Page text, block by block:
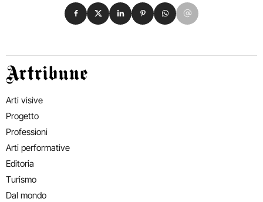
Condividi su Facebook
Condividi su X
Condividi su LinkedIn
Condividi su Pinterest
Condividi su WhatsApp
Condividi su Email
Artribune
Arti visive
Progetto
Professioni
Arti performative
Editoria
Turismo
Dal mondo